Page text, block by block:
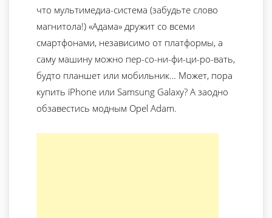
что мультимедиа-система (забудьте слово
магнитола!) «Адама» дружит со всеми
смартфонами, независимо от платформы, а
саму машину можно пер-со-ни-фи-ци-ро-вать,
будто планшет или мобильник… Может, пора
купить iPhone или Samsung Galaxy? А заодно
обзавестись модным Opel Adam.